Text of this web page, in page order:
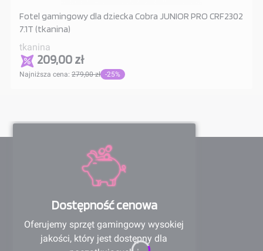
Fotel gamingowy dla dziecka Cobra JUNIOR PRO CRF2302
7.1T (tkanina)
tkanina
209,00 zł
Najniższa cena: 279,00 zł -25%
Dostępność cenowa
Oferujemy sprzęt gamingowy wysokiej
jakości, który jest dostępny dla